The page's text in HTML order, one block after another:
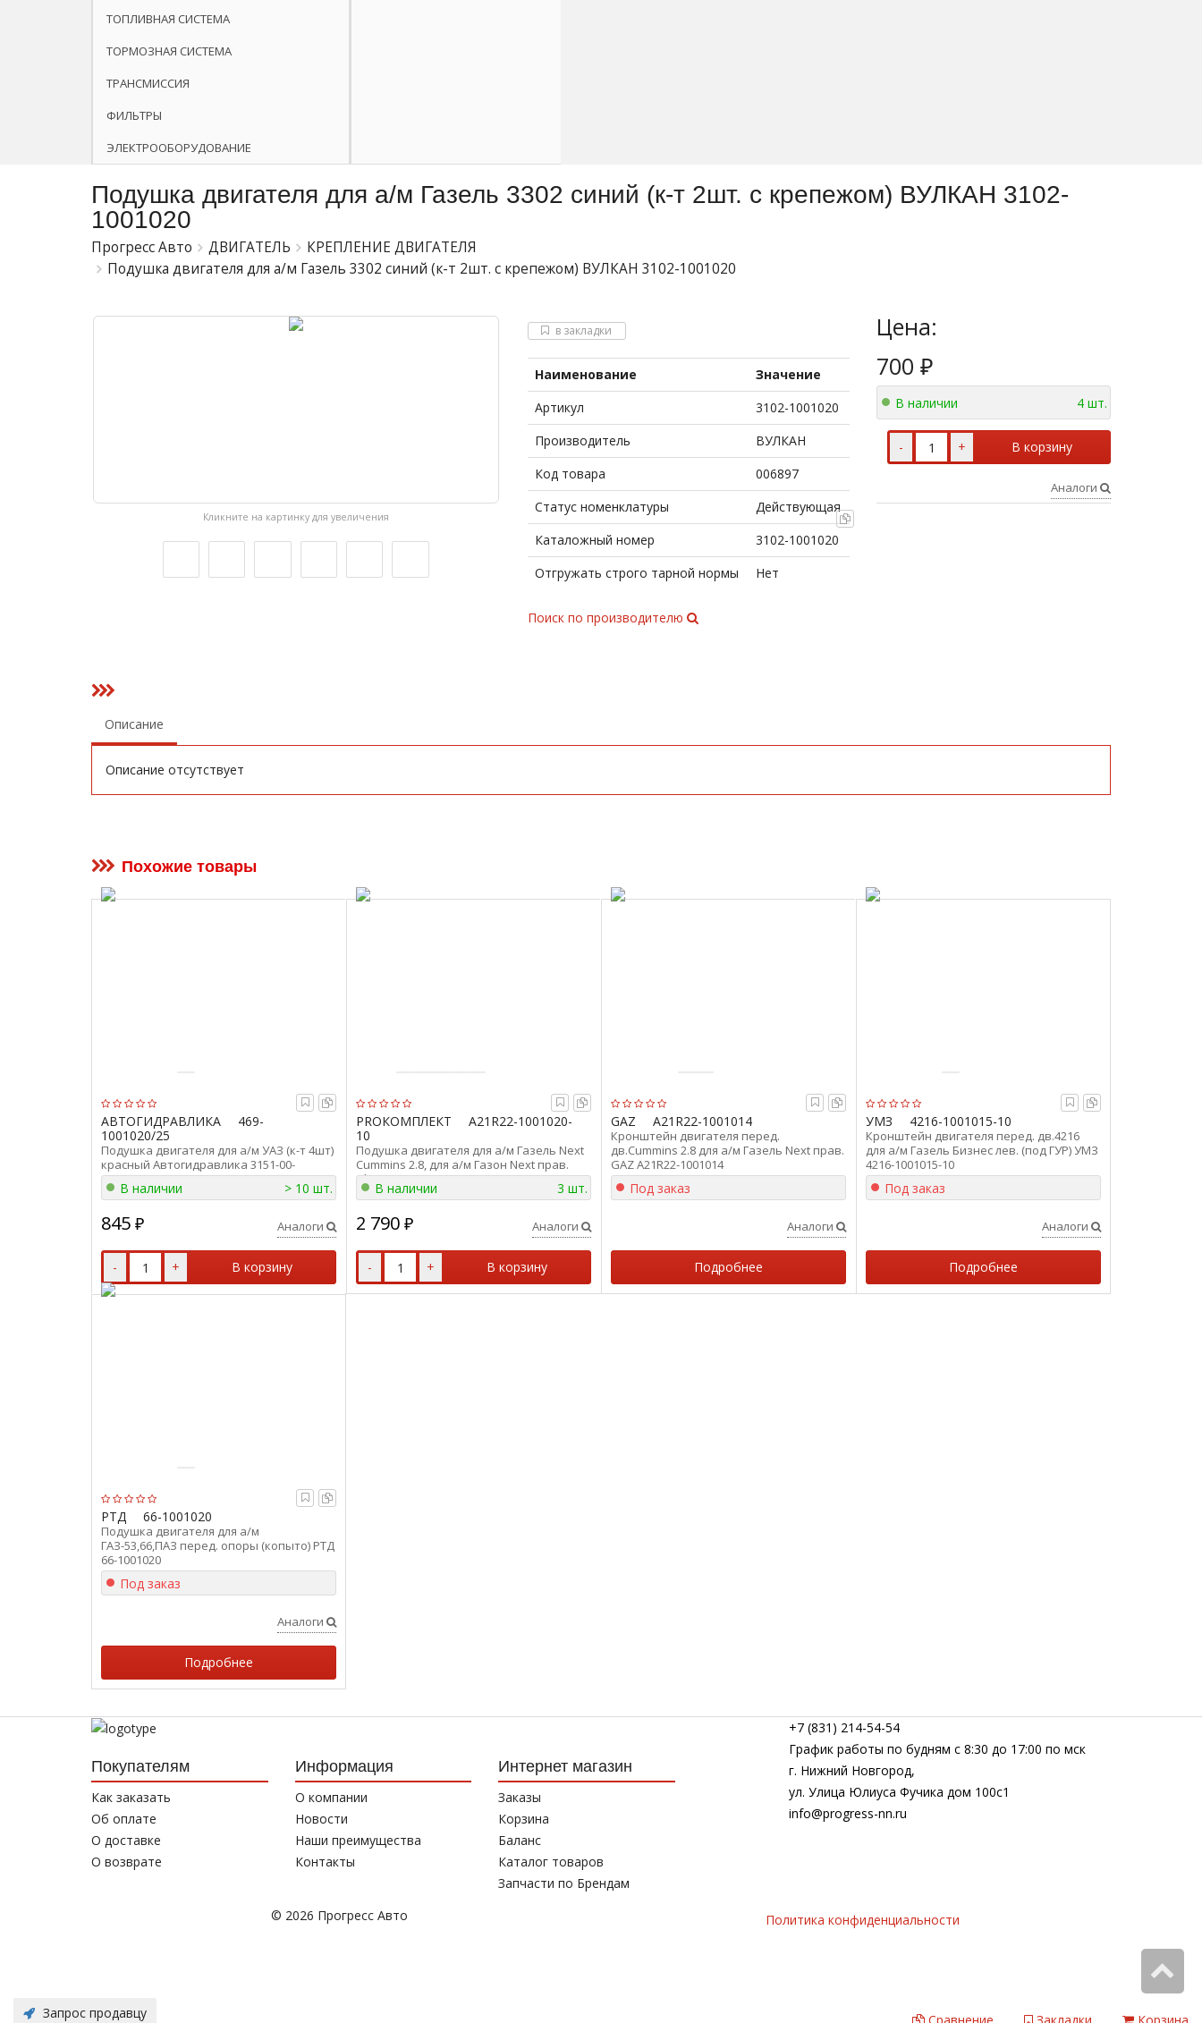
ТОПЛИВНАЯ СИСТЕМА
ТОРМОЗНАЯ СИСТЕМА
ТРАНСМИССИЯ
ФИЛЬТРЫ
ЭЛЕКТРООБОРУДОВАНИЕ
Подушка двигателя для а/м Газель 3302 синий (к-т 2шт. с крепежом) ВУЛКАН 3102-
1001020
Прогресс Авто ДВИГАТЕЛЬ
КРЕПЛЕНИЕ ДВИГАТЕЛЯ
Подушка двигателя для а/м Газель 3302 синий (к-т 2шт. с крепежом) ВУЛКАН 3102-1001020
Кликните на картинку для увеличения
в закладки
Наименование
Значение
Артикул
3102-1001020
Производитель
ВУЛКАН
Код товара
006897
Статус номенклатуры
Действующая
Каталожный номер
3102-1001020
Отгружать строго тарной нормы
Нет
Поиск по производителю
Цена:
700 ₽
В наличии 4 шт.
Аналоги
- + В корзину
Описание
Описание отсутствует
Похожие товары
АВТОГИДРАВЛИКА
469-
1001020/25
Подушка двигателя для а/м УАЗ (к-т 4шт)
красный Автогидравлика 3151-00-
1001100-00
В наличии > 10 шт.
845 ₽ Аналоги
- + В корзину
PROКОМПЛЕКТ
А21R22-1001020-
10
Подушка двигателя для а/м Газель Next
Cummins 2.8, для а/м Газон Next прав.
(d=12мм) PROкомплект А21R22.1001020-10
В наличии 3 шт.
2 790 ₽ Аналоги
- + В корзину
GAZ А21R22-1001014
Кронштейн двигателя перед.
дв.Cummins 2.8 для а/м Газель Next прав.
GAZ А21R22-1001014
Под заказ
Аналоги
Подробнее
УМЗ 4216-1001015-10
Кронштейн двигателя перед. дв.4216
для а/м Газель Бизнес лев. (под ГУР) УМЗ
4216-1001015-10
Под заказ
Аналоги
Подробнее
РТД 66-1001020
Подушка двигателя для а/м
ГАЗ-53,66,ПАЗ перед. опоры (копыто) РТД
66-1001020
Под заказ
Аналоги
Подробнее
Покупателям
Как заказать
Об оплате
О доставке
О возврате
Информация
О компании
Новости
Наши преимущества
Контакты
Интернет магазин
Заказы
Корзина
Баланс
Каталог товаров
Запчасти по Брендам
+7 (831) 214-54-54
График работы по будням с 8:30 до 17:00 по мск
г. Нижний Новгород,
ул. Улица Юлиуса Фучика дом 100с1
info@progress-nn.ru
© 2026 Прогресс Авто Политика конфиденциальности
Запрос продавцу